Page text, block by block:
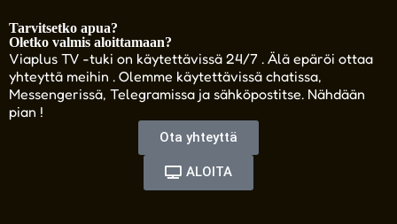
Tarvitsetko apua?
Oletko valmis aloittamaan?
Viaplus TV -tuki on käytettävissä 24/7 . Älä epäröi ottaa
yhteyttä meihin . Olemme käytettävissä chatissa,
Messengerissä, Telegramissa ja sähköpostitse. Nähdään
pian !
Ota yhteyttä
ALOITA